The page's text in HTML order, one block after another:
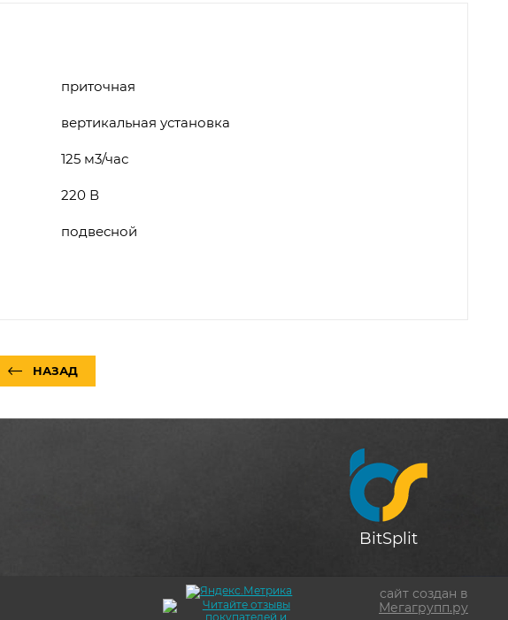
приточная
вертикальная установка
125 м3/час
220 В
подвесной
НАЗАД
BitSplit
сайт создан в
Мегагрупп.ру